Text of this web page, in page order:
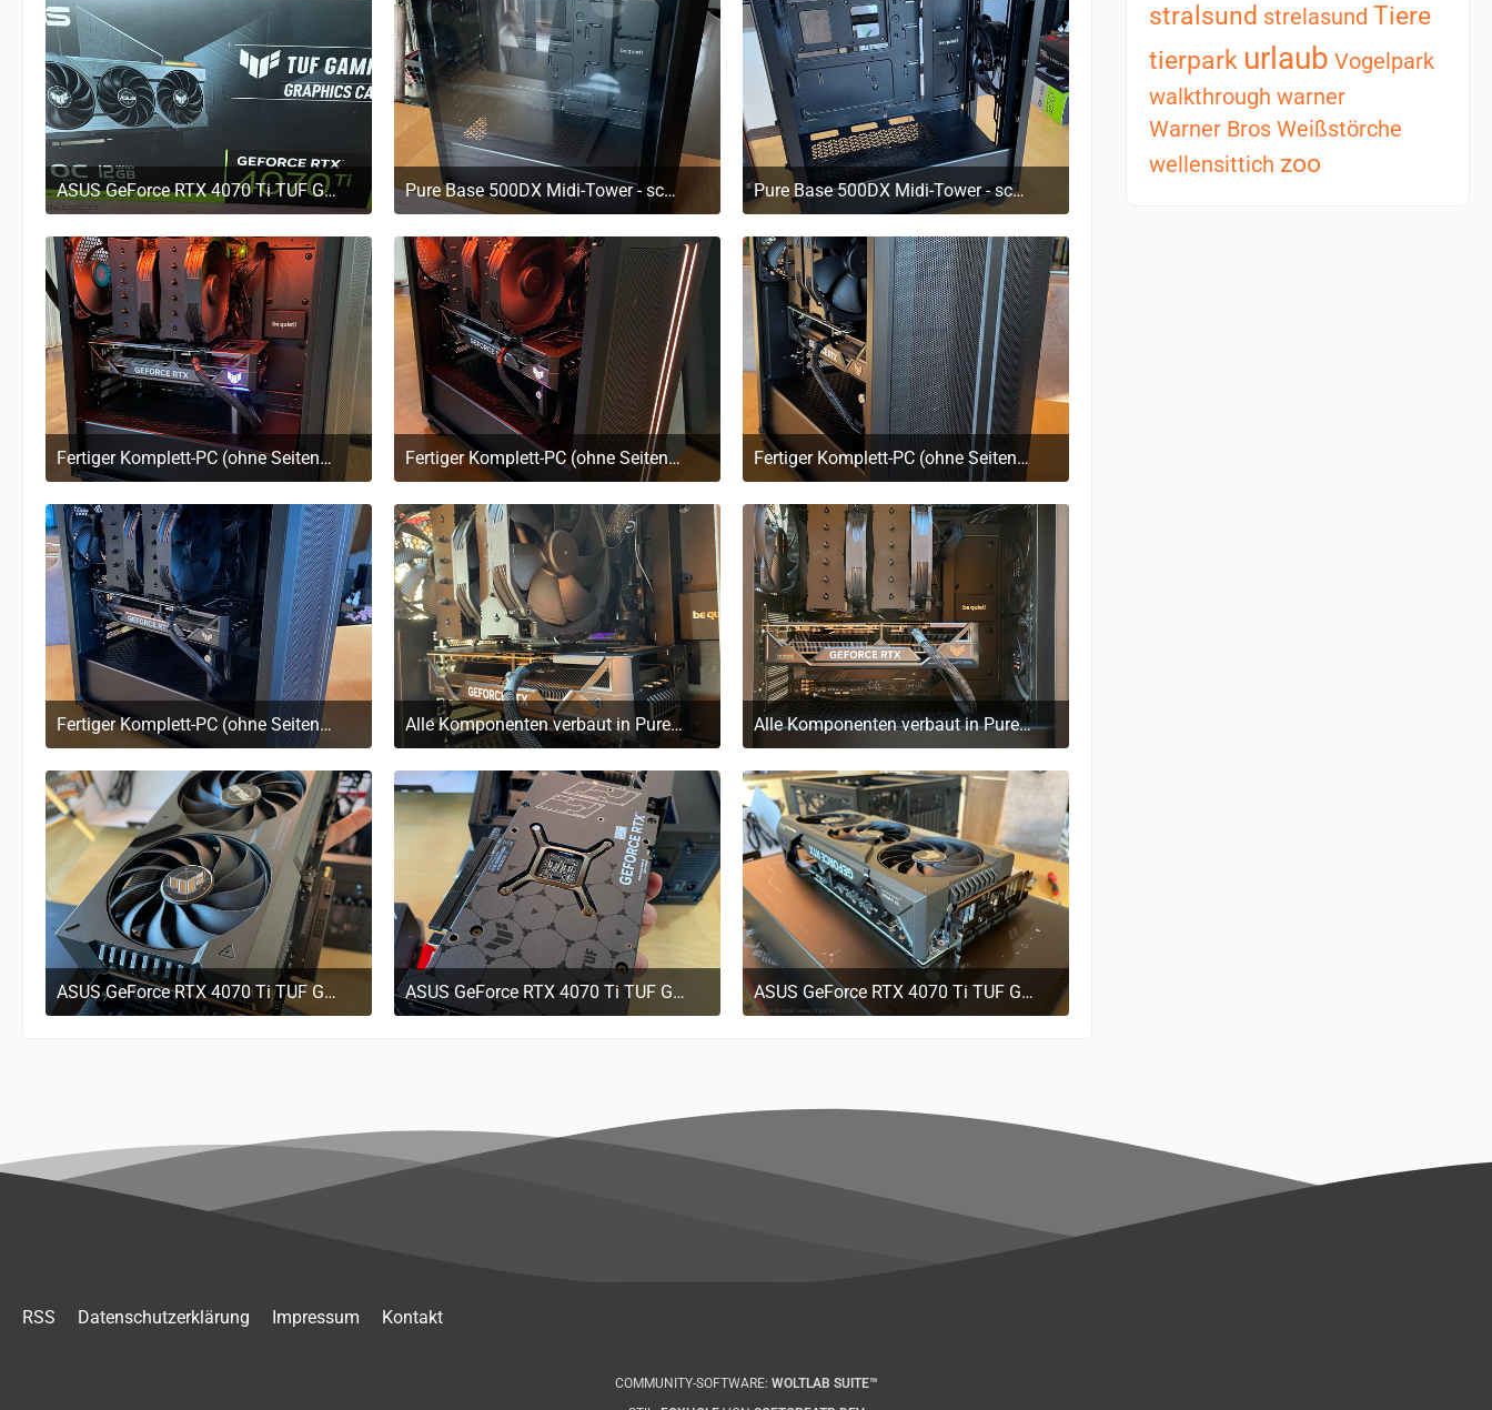
ASUS GeForce RTX 4070 Ti TUF GAMING OC, Grafikkarte
29. März 2023 um 11:20
Pure Base 500DX Midi-Tower - schwarz
29. März 2023 um 11:20
Pure Base 500DX Midi-Tower - schwarz
29. März 2023 um 11:20
Fertiger Komplett-PC (ohne Seitenscheibe), eingeschaltet
29. März 2023 um 11:17
Fertiger Komplett-PC (ohne Seitenscheibe), eingeschaltet
29. März 2023 um 11:17
Fertiger Komplett-PC (ohne Seitenscheibe)
29. März 2023 um 11:17
Fertiger Komplett-PC (ohne Seitenscheibe)
29. März 2023 um 11:17
Alle Komponenten verbaut in Pure Base 500DX Midi-Tower
29. März 2023 um 11:17
Alle Komponenten verbaut in Pure Base 500DX Midi-Tower
29. März 2023 um 11:17
ASUS GeForce RTX 4070 Ti TUF GAMING OC, Grafikkarte
29. März 2023 um 11:17
ASUS GeForce RTX 4070 Ti TUF GAMING OC, Grafikkarte
29. März 2023 um 11:17
ASUS GeForce RTX 4070 Ti TUF GAMING OC, Grafikkarte
29. März 2023 um 11:17
stralsund strelasund Tiere
tierpark urlaub Vogelpark
walkthrough warner
Warner Bros Weißstörche
wellensittich zoo
RSS Datenschutzerklärung Impressum Kontakt
COMMUNITY-SOFTWARE: WOLTLAB SUITE™